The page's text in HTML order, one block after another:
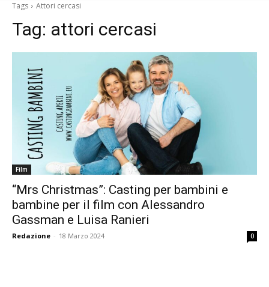
Tags Attori cercasi
Tag: attori cercasi
Film
“Mrs Christmas”: Casting per bambini e
bambine per il film con Alessandro
Gassman e Luisa Ranieri
Redazione - 18 Marzo 2024 0